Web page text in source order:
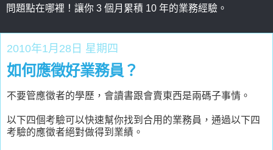
問題點在哪裡！讓你 3 個月累積 10 年的業務經驗。
2010年1月28日 星期四
如何應徵好業務員？
不要管應徵者的學歷，會讀書跟會賣東西是兩碼子事情。
以下四個考驗可以快速幫你找到合用的業務員，通過以下四
考驗的應徵者絕對做得到業績。